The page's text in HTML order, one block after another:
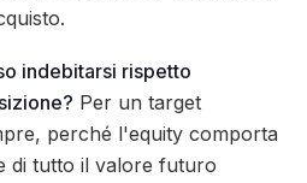
indebitarsi rispetto
Per un target
perché l'equity comporta
di tutto il valore futuro